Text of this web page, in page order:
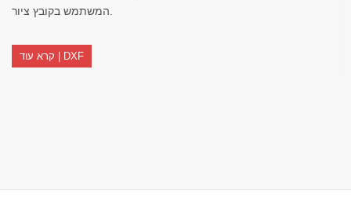
קרא עוד | DXF